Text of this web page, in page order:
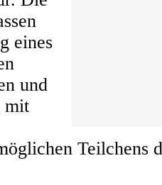
eines
und
mit
Teilchens